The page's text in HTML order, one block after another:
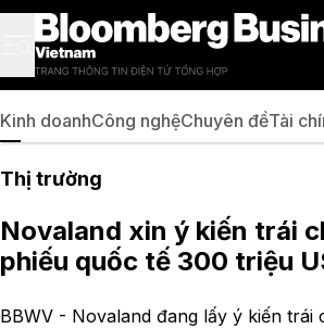
Kinh doanhCông nghệChuyên đềTài
Thị trường
Novaland xin ý kiến trái
phiếu quốc tế 300 triệu
BBWV - Novaland đang lấy ý kiến trái